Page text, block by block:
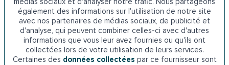
également des informations sur l'utilisation de notre site
avec nos partenaires de médias sociaux, de publicité et
d'analyse, qui peuvent combiner celles-ci avec d'autres
informations que vous leur avez fournies ou qu'ils ont
collectées lors de votre utilisation de leurs services.
Certaines des données collectées par ce fournisseur sont
Au même titre que l’APA, la PCH est une aide attribuée par
les services du département aux personnes en perte
d’autonomie. Cette aide permet de financer les dépenses
destinées à compenser le handicap, et donc à améliorer les
conditions de vie au quotidien du bénéficiaire. Elle